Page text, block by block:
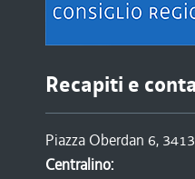
Recapiti e
Piazza Oberdan 6,
Centralino: